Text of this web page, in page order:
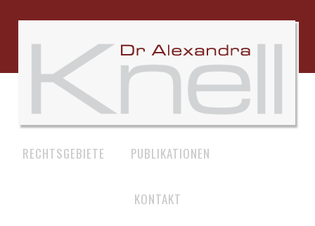
RECHTSGEBIETE PUBLIKATIONEN
KONTAKT